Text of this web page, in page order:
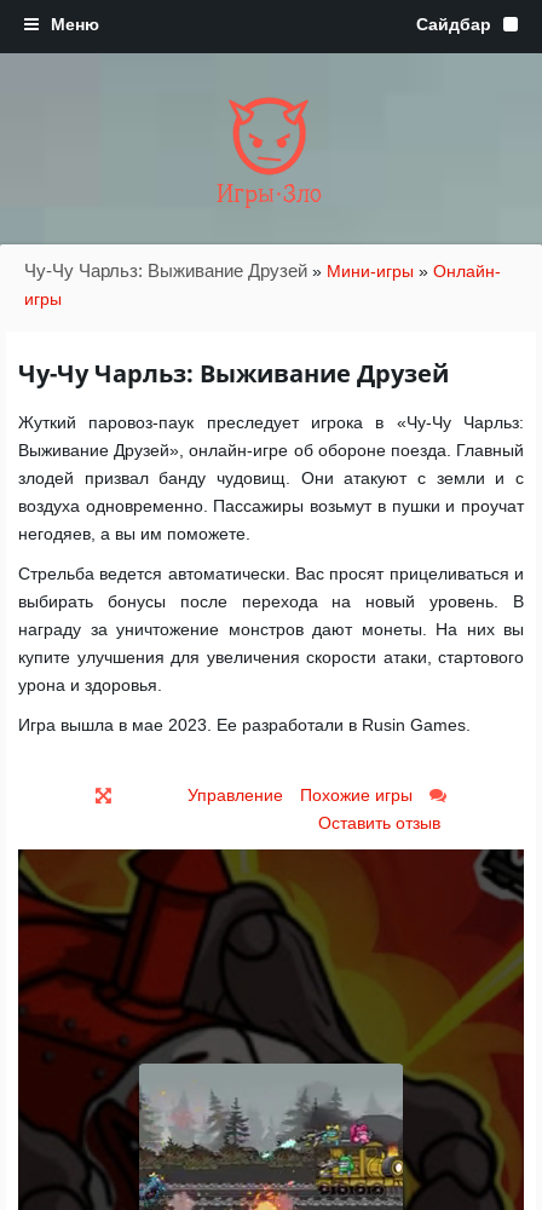
Игры·Зло
Чу-Чу Чарльз: Выживание Друзей » Мини-игры » Онлайн-
игры
Чу-Чу Чарльз: Выживание Друзей
Жуткий паровоз-паук преследует игрока в «Чу-Чу Чарльз:
Выживание Друзей», онлайн-игре об обороне поезда. Главный
злодей призвал банду чудовищ. Они атакуют с земли и с
воздуха одновременно. Пассажиры возьмут в пушки и проучат
негодяев, а вы им поможете.
Стрельба ведется автоматически. Вас просят прицеливаться и
выбирать бонусы после перехода на новый уровень. В
награду за уничтожение монстров дают монеты. На них вы
купите улучшения для увеличения скорости атаки, стартового
урона и здоровья.
Игра вышла в мае 2023. Ее разработали в Rusin Games.
Управление
Похожие игры
Оставить отзыв